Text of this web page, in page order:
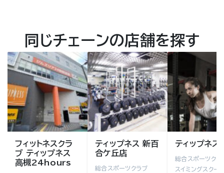
同じチェーンの店舗を探す
フィットネスクラ
ブ ティップネス
高槻24hours
ティップネス 新百
合ケ丘店
総合スポーツクラブ
ティップネス
総合スポーツクラ
スイミングスクー